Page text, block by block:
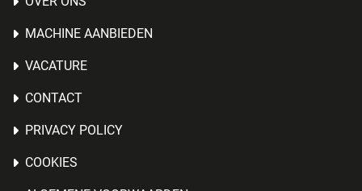
MACHINE AANBIEDEN
VACATURE
CONTACT
PRIVACY POLICY
COOKIES